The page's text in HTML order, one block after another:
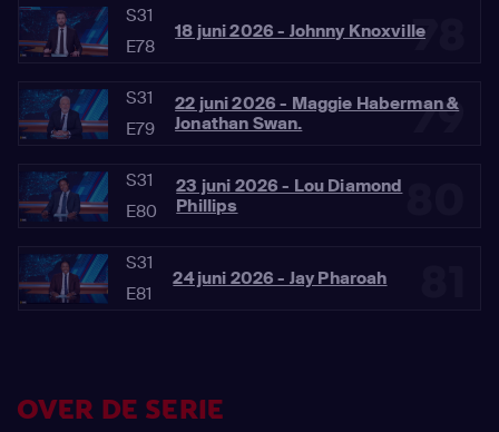
78
S31
E78
18 juni 2026 - Johnny Knoxville
79
S31
E79
22 juni 2026 - Maggie Haberman &
Jonathan Swan.
S31
E80
23 juni 2026 - Lou Diamond
Phillips
S31
E81
24 juni 2026 - Jay Pharoah
OVER DE SERIE